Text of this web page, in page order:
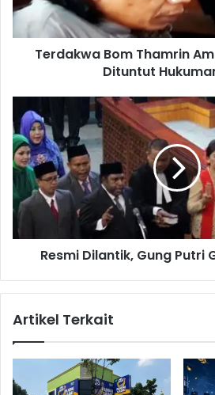
a
B
a
m
r
i
n
A
u
m
Terdakwa Bom Thamrin
Dituntut
e
s
m
i
D
a
,
g
Resmi Dilantik, Gung Putri
Artikel Terkait